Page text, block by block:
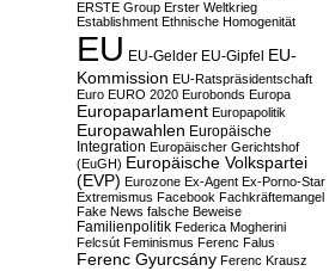
ERSTE Group Erster Weltkrieg
Establishment Ethnische Homogenität
EU EU-Gelder EU-Gipfel EU-
Kommission EU-Ratspräsidentschaft
Euro EURO 2020 Eurobonds Europa
Europaparlament Europapolitik
Europawahlen Europäische
Integration Europäischer Gerichtshof
(EuGH) Europäische Volkspartei
(EVP) Eurozone Ex-Agent Ex-Porno-Star
Extremismus Facebook Fachkräftemangel
Fake News falsche Beweise
Familienpolitik Federica Mogherini
Felcsút Feminismus Ferenc Falus
Ferenc Gyurcsány Ferenc Krausz